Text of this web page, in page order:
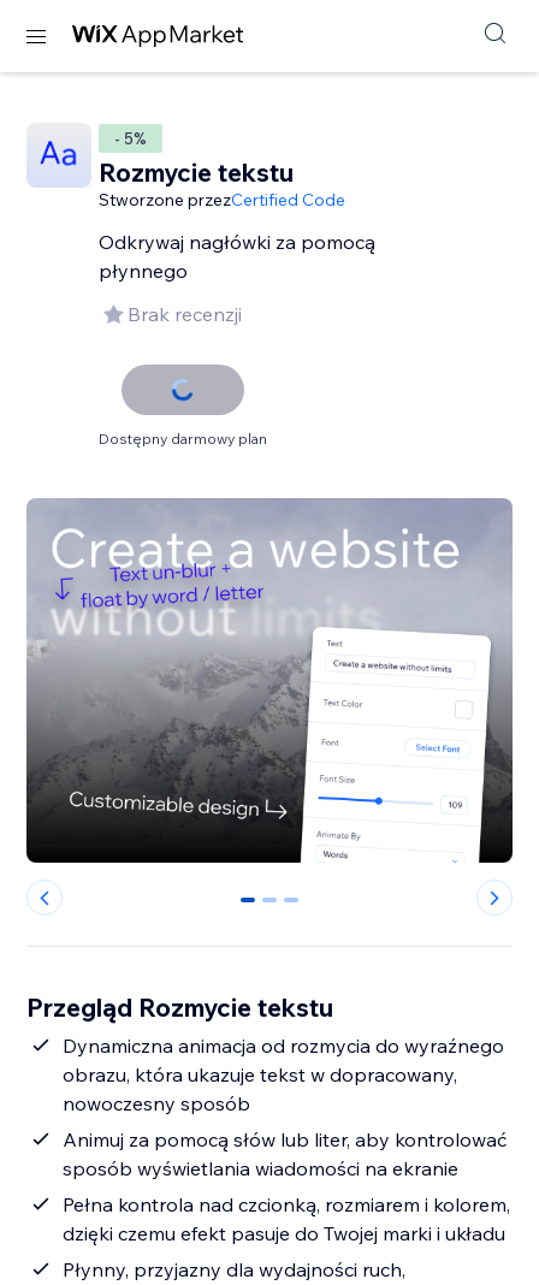
- 5%
Rozmycie tekstu
Stworzone przezCertified Code
Odkrywaj nagłówki za pomocą
płynnego
Brak recenzji
Dostępny darmowy plan
0 1 2
Przegląd Rozmycie tekstu
Dynamiczna animacja od rozmycia do wyraźnego
obrazu, która ukazuje tekst w dopracowany,
nowoczesny sposób
Animuj za pomocą słów lub liter, aby kontrolować
sposób wyświetlania wiadomości na ekranie
Pełna kontrola nad czcionką, rozmiarem i kolorem,
dzięki czemu efekt pasuje do Twojej marki i układu
Płynny, przyjazny dla wydajności ruch,